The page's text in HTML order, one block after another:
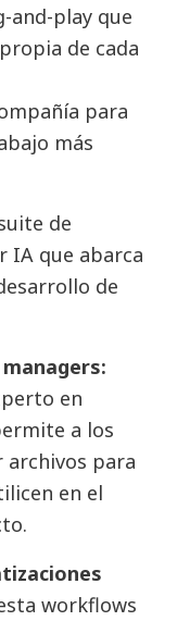
and-play que
de cada
para
más
de
IA que abarca
de
en
a los
archivos para
en el
workflows